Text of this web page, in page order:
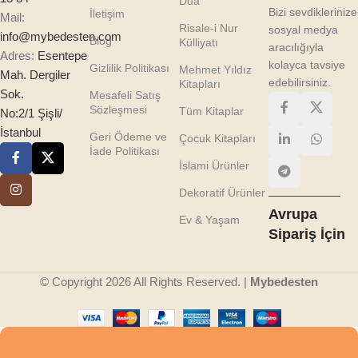
Mail:
info@mybedesten.com
Adres: Esentepe
Mah. Dergiler
Sok.
No:2/1 Şişli/
İstanbul
İletişim
Blog
Gizlilik Politikası
Mesafeli Satış
Sözleşmesi
Geri Ödeme ve
İade Politikası
Risale-i Nur
Külliyatı
Mehmet Yıldız
Kitapları
Tüm Kitaplar
Çocuk Kitapları
İslami Ürünler
Dekoratif Ürünler
Ev & Yaşam
Bizi sevdiklerinize
sosyal medya
aracılığıyla
kolayca tavsiye
edebilirsiniz.
Avrupa
Sipariş İçin
© Copyright 2026 All Rights Reserved. | Mybedesten